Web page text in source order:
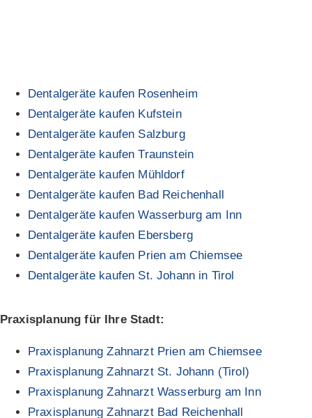
Dentalgeräte kaufen Rosenheim
Dentalgeräte kaufen Kufstein
Dentalgeräte kaufen Salzburg
Dentalgeräte kaufen Traunstein
Dentalgeräte kaufen Mühldorf
Dentalgeräte kaufen Bad Reichenhall
Dentalgeräte kaufen Wasserburg am Inn
Dentalgeräte kaufen Ebersberg
Dentalgeräte kaufen Prien am Chiemsee
Dentalgeräte kaufen St. Johann in Tirol
Praxisplanung für Ihre Stadt:
Praxisplanung Zahnarzt Prien am Chiemsee
Praxisplanung Zahnarzt St. Johann (Tirol)
Praxisplanung Zahnarzt Wasserburg am Inn
Praxisplanung Zahnarzt Bad Reichenhall